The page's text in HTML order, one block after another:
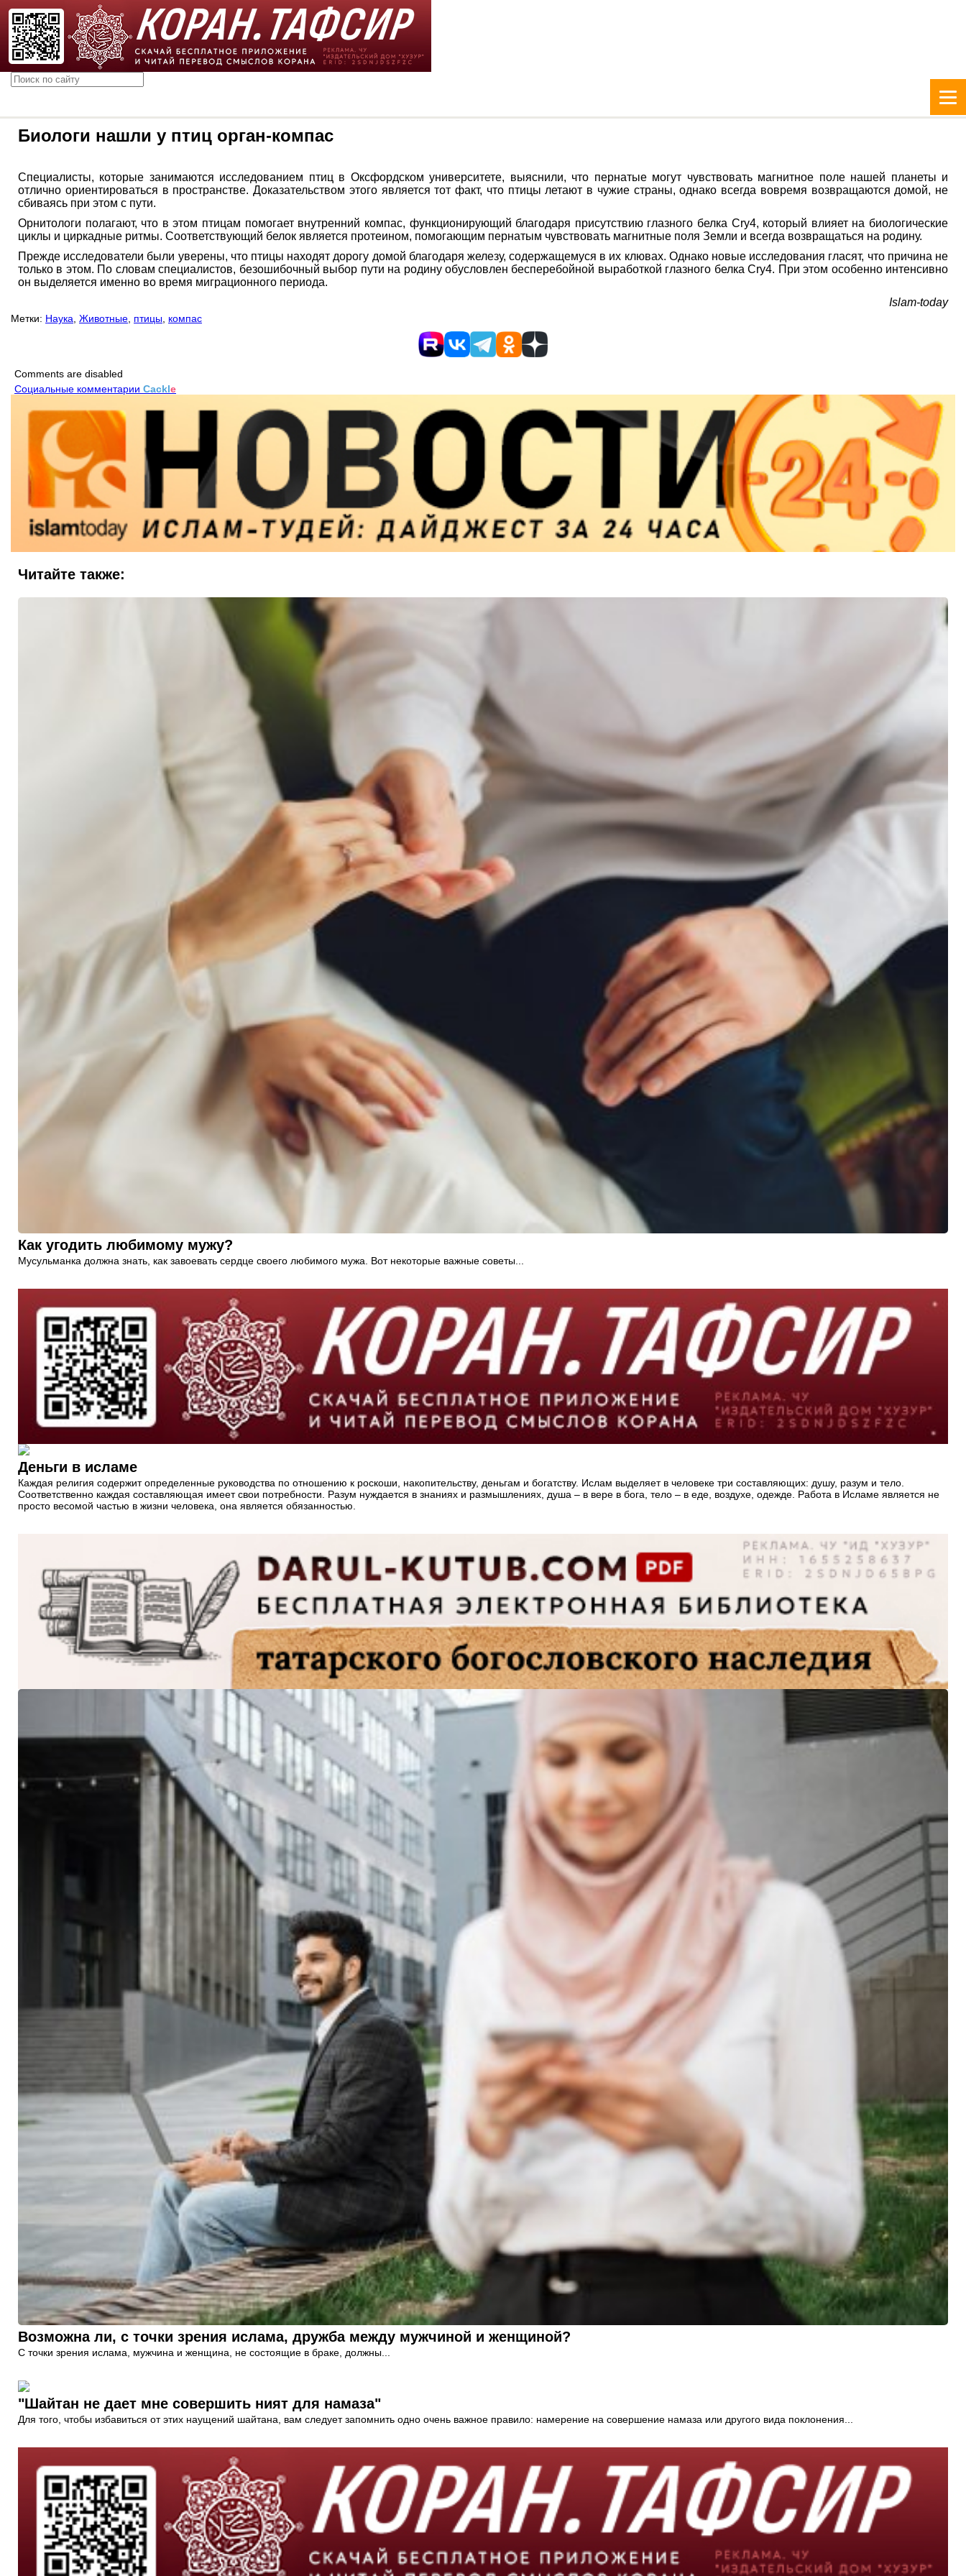
Биологи нашли у птиц орган-компас
Специалисты, которые занимаются исследованием птиц в Оксфордском университете, выяснили, что пернатые могут чувствовать магнитное поле нашей планеты и
отлично ориентироваться в пространстве. Доказательством этого является тот факт, что птицы летают в чужие страны, однако всегда вовремя возвращаются домой, не
сбиваясь при этом с пути.
Орнитологи полагают, что в этом птицам помогает внутренний компас, функционирующий благодаря присутствию глазного белка Cry4, который влияет на биологические
циклы и циркадные ритмы. Соответствующий белок является протеином, помогающим пернатым чувствовать магнитные поля Земли и всегда возвращаться на родину.
Прежде исследователи были уверены, что птицы находят дорогу домой благодаря железу, содержащемуся в их клювах. Однако новые исследования гласят, что причина не
только в этом. По словам специалистов, безошибочный выбор пути на родину обусловлен бесперебойной выработкой глазного белка Cry4. При этом особенно интенсивно
он выделяется именно во время миграционного периода.
Islam-today
Метки: Наука Животные птицы компас
Comments are disabled
Социальные комментарии Cackle
Читайте также:
Как угодить любимому мужу?
Мусульманка должна знать, как завоевать сердце своего любимого мужа. Вот некоторые важные советы...
Деньги в исламе
Каждая религия содержит определенные руководства по отношению к роскоши, накопительству, деньгам и богатству. Ислам выделяет в человеке три составляющих: душу, разум и тело.
Соответственно каждая составляющая имеет свои потребности. Разум нуждается в знаниях и размышлениях, душа – в вере в бога, тело – в еде, воздухе, одежде. Работа в Исламе является не
просто весомой частью в жизни человека, она является обязанностью.
Возможна ли, с точки зрения ислама, дружба между мужчиной и женщиной?
С точки зрения ислама, мужчина и женщина, не состоящие в браке, должны...
"Шайтан не дает мне совершить ният для намаза"
Для того, чтобы избавиться от этих наущений шайтана, вам следует запомнить одно очень важное правило: намерение на совершение намаза или другого вида поклонения...